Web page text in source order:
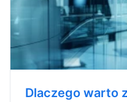
Dlaczego warto